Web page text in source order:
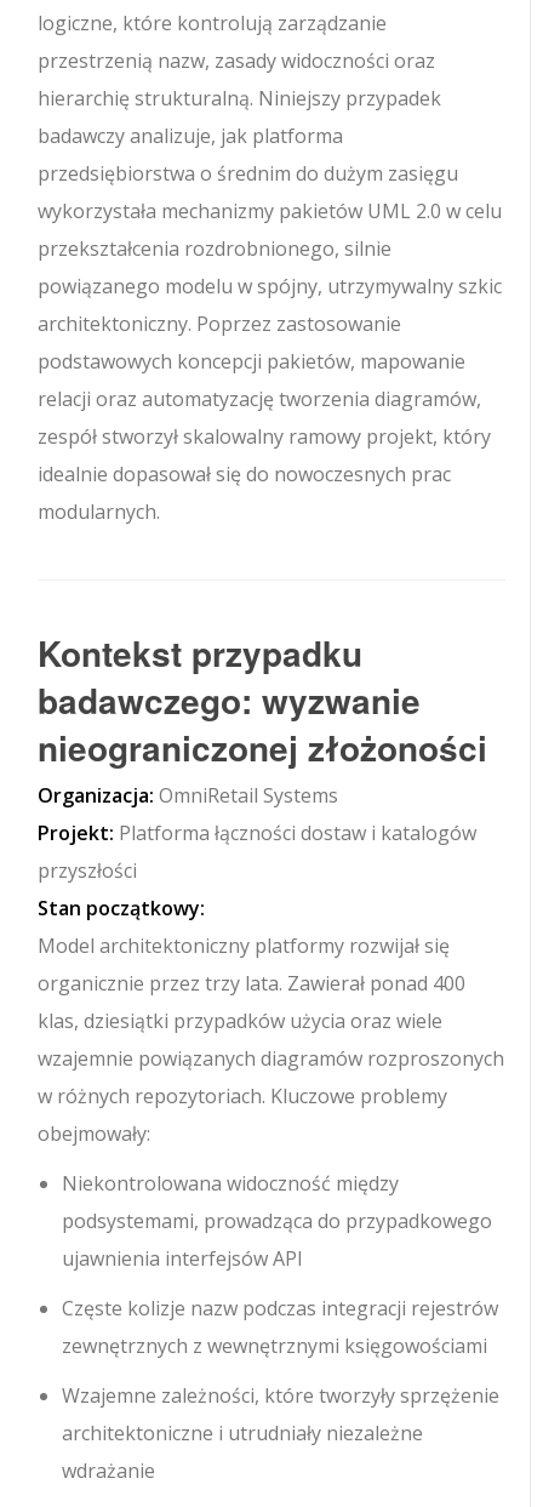
logiczne, które kontrolują zarządzanie
przestrzenią nazw, zasady widoczności oraz
hierarchię strukturalną. Niniejszy przypadek
badawczy analizuje, jak platforma
przedsiębiorstwa o średnim do dużym zasięgu
wykorzystała mechanizmy pakietów UML 2.0 w celu
przekształcenia rozdrobnionego, silnie
powiązanego modelu w spójny, utrzymywalny szkic
architektoniczny. Poprzez zastosowanie
podstawowych koncepcji pakietów, mapowanie
relacji oraz automatyzację tworzenia diagramów,
zespół stworzył skalowalny ramowy projekt, który
idealnie dopasował się do nowoczesnych prac
modularnych.
Kontekst przypadku
badawczego: wyzwanie
nieograniczonej złożoności
Organizacja: OmniRetail Systems
Projekt: Platforma łączności dostaw i katalogów
przyszłości
Stan początkowy:
Model architektoniczny platformy rozwijał się
organicznie przez trzy lata. Zawierał ponad 400
klas, dziesiątki przypadków użycia oraz wiele
wzajemnie powiązanych diagramów rozproszonych
w różnych repozytoriach. Kluczowe problemy
obejmowały:
Niekontrolowana widoczność między
podsystemami, prowadząca do przypadkowego
ujawnienia interfejsów API
Częste kolizje nazw podczas integracji rejestrów
zewnętrznych z wewnętrznymi księgowościami
Wzajemne zależności, które tworzyły sprzężenie
architektoniczne i utrudniały niezależne
wdrażanie